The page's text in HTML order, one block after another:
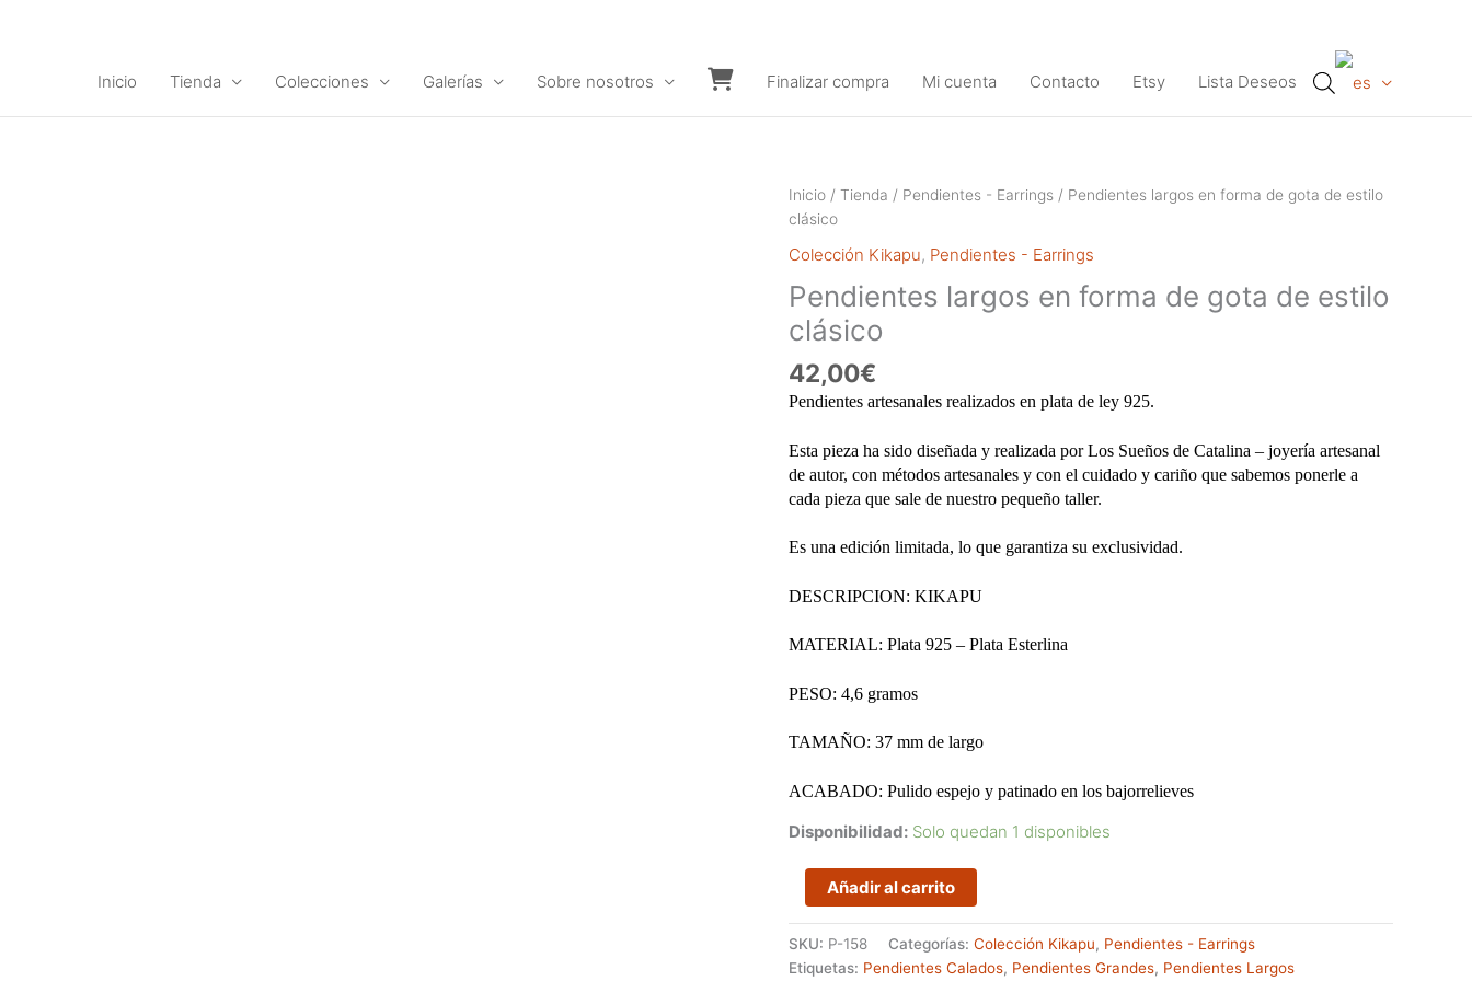
Inicio
Tienda Colecciones Galerías
Sobre nosotros
Carrito
Finalizar compra Mi cuenta Contacto Etsy Lista Deseos
Inicio / Tienda / Pendientes - Earrings / Pendientes largos en forma de gota de estilo
clásico
Colección Kikapu, Pendientes - Earrings
Pendientes largos en forma de gota de estilo
clásico
42,00€
Pendientes artesanales realizados en plata de ley 925.
Esta pieza ha sido diseñada y realizada por Los Sueños de Catalina – joyería artesanal
de autor, con métodos artesanales y con el cuidado y cariño que sabemos ponerle a
cada pieza que sale de nuestro pequeño taller.
Es una edición limitada, lo que garantiza su exclusividad.
DESCRIPCION: KIKAPU
MATERIAL: Plata 925 – Plata Esterlina
PESO: 4,6 gramos
TAMAÑO: 37 mm de largo
ACABADO: Pulido espejo y patinado en los bajorrelieves
Disponibilidad: Solo quedan 1 disponibles
Pendientes
largos
en
forma
de
Añadir al carrito
SKU: P-158 Categorías: Colección Kikapu, Pendientes - Earrings
Etiquetas: Pendientes Calados, Pendientes Grandes, Pendientes Largos